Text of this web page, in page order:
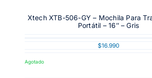
Xtech XTB-506-GY – Mochila Para
Portátil – 16″ – Gris
$16.990
Agotado